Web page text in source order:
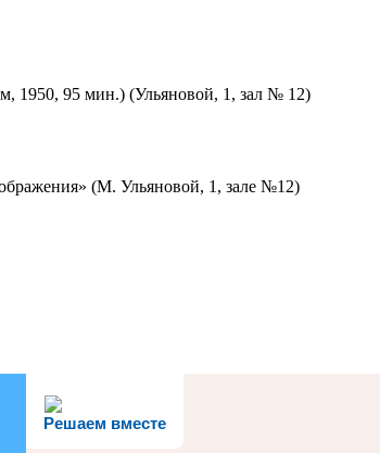
1950, 95 мин.) (Ульяновой, 1, зал № 12)
(М. Ульяновой, 1, зале №12)
Решаем вместе